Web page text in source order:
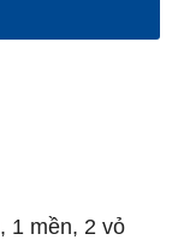
, 1 mền, 2 vỏ